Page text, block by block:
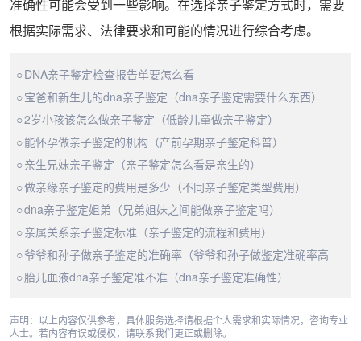
准确性可能会受到一些影响。在选择亲子鉴定方式时，需要
根据实际需求、法律要求和可能的情况进行综合考虑。
DNA亲子鉴定检查报告单要怎么看
宝爸和新生儿的dna亲子鉴定（dna亲子鉴定需要什么东西）
2岁小孩该怎么做亲子鉴定（低龄儿童做亲子鉴定）
能怀孕做亲子鉴定的机构（产前孕期亲子鉴定科普）
亲生兄妹亲子鉴定（亲子鉴定怎么看是亲生的）
做亲缘亲子鉴定的费用是多少（不同亲子鉴定类型费用）
dna亲子鉴定姐弟（兄弟姐妹之间能做亲子鉴定吗）
亲属关系亲子鉴定标准（亲子鉴定的流程和费用）
爷爷和孙子做亲子鉴定的准确率（爷爷和孙子做鉴定准确率高
吗）
胎儿血液dna亲子鉴定准不准（dna亲子鉴定准确性）
声明：以上内容仅供参考，具体服务选择请根据个人需求和实际情况，咨询专业
人士。若内容有误或侵权，请联系我们更正或删除。